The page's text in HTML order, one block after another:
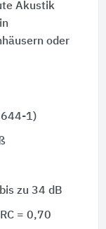
Akustik
oder
1)
zu 34 dB
= 0,70